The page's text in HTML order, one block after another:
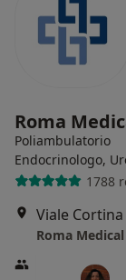
Roma
Poliambulatorio
Endocrinologo,
1788
Viale
Roma